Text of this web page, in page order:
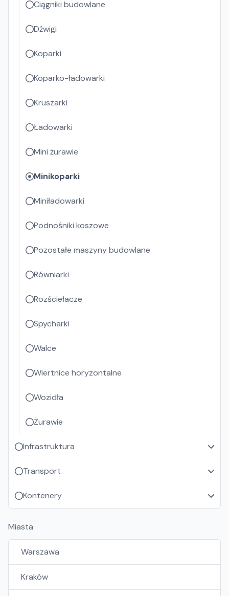
Ciągniki budowlane
Dźwigi
Koparki
Koparko-ładowarki
Kruszarki
Ładowarki
Mini żurawie
Minikoparki
Miniładowarki
Podnośniki koszowe
Pozostałe maszyny budowlane
Równiarki
Rozściełacze
Spycharki
Walce
Wiertnice horyzontalne
Wozidła
Żurawie
Infrastruktura
Transport
Kontenery
Miasta
Warszawa
Kraków